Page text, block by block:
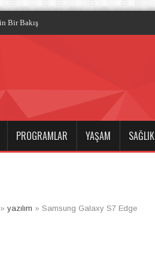
PROGRAMLAR YAŞAM SAĞLIK
» yazılım » Samsung Galaxy S7 Edge